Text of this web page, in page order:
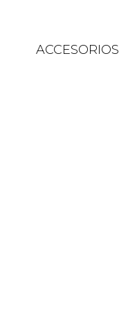
ACCESORIOS